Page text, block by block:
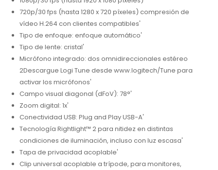
720p/30 fps (hasta 1280 x 720 píxeles) compresión de
vídeo H.264 con clientes compatibles'
Tipo de enfoque: enfoque automático'
Tipo de lente: cristal'
Micrófono integrado: dos omnidireccionales estéreo
2Descargue Logi Tune desde www.logitech/Tune para
activar los micrófonos'
Campo visual diagonal (dFoV): 78°'
Zoom digital: 1x'
Conectividad USB: Plug and Play USB-A'
Tecnología Rightlight™ 2 para nitidez en distintas
condiciones de iluminación, incluso con luz escasa'
Tapa de privacidad acoplable'
Clip universal acoplable a trípode, para monitores,